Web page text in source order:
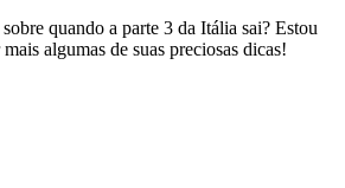
quando a parte 3 da Itália sai? Estou
algumas de suas preciosas dicas!